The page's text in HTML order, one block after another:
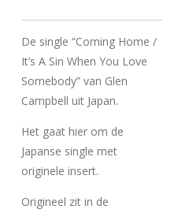
De single “Coming Home /
It’s A Sin When You Love
Somebody” van Glen
Campbell uit Japan.
Het gaat hier om de
Japanse single met
originele insert.
Origineel zit in de